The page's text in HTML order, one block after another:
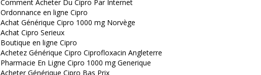
Comment Acheter Du Cipro Par Internet
Ordonnance en ligne Cipro
Achat Générique Cipro 1000 mg Norvège
Achat Cipro Serieux
Boutique en ligne Cipro
Achetez Générique Cipro Ciprofloxacin Angleterre
Pharmacie En Ligne Cipro 1000 mg Generique
Acheter Générique Cipro Bas Prix